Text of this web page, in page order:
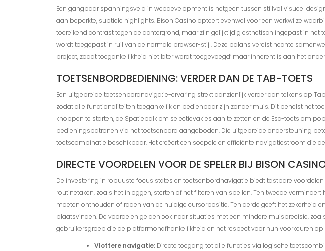
Een gangbaar spanningsveld in webdevelopment is hetgeen tussen stijlvol visueel
aan beperkte, subtiele highlights. Bison Casino opteert evenwel voor een werkwijze
toereikend contrast tegen de achtergrond, maar zijn gelijktijdig esthetisch ingepast in
wordt toegepast in ruil van de normale browser-stijl. Deze balans vereist hechte
project, zodat toegankelijkheid niet later wordt ‘toegevoegd’ maar inherent is aan het
TOETSENBORDBEDIENING: VERDER DAN DE TAB-TOETS
Een uitgebreide toetsenbordnavigatie-ervaring strekt aanzienlijk verder dan telkens op
zodat alle functionaliteiten toegankelijk en bedienbaar zijn zonder muis. Dit behelst het
knoppen te starten, de Spatiebalk om selectievakjes aan te zetten en de Esc-toets om
bedieningspatronen via het toetsenbord aangeboden. Die uitgebreide ondersteuning
toetscombinatie beschikbaar. Het creëert een soepele en efficiënte navigatiestroom die
DIRECTE VOORDELEN VOOR DE SPELER BIJ BISON
De investering in robuuste focus states en toetsenbordnavigatie biedt tastbare
routinetaken, zoals het inloggen, storten of het filteren van spellen. Ten tweede
moeten onthouden of raden van de huidige cursorpositie. Ten derde geeft het zekerheid
plaatsvinden. De voordelen gelden ook naar situaties met een mindere muisprecisie,
gebruikersgroep die de platformonafhankelijkheid en het respect voor hun voorkeuren op
Vlottere navigatie: Directe toegang tot alle functies via logische